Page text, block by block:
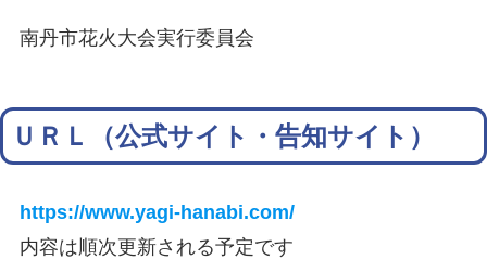
南丹市花火大会実行委員会
ＵＲＬ（公式サイト・告知サイト）
https://www.yagi-hanabi.com/
内容は順次更新される予定です